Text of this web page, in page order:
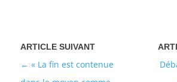
« La fin est contenue